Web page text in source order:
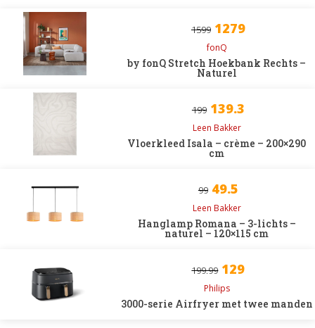
1599 1279
fonQ
by fonQ Stretch Hoekbank Rechts –
Naturel
199 139.3
Leen Bakker
Vloerkleed Isala – crème – 200×290
cm
99 49.5
Leen Bakker
Hanglamp Romana – 3-lichts –
naturel – 120×115 cm
199.99 129
Philips
3000-serie Airfryer met twee manden